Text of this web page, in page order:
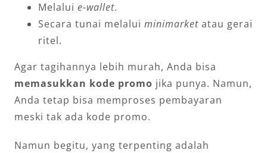
Melalui e-wallet.
Secara tunai melalui minimarket atau gerai
ritel.
Agar tagihannya lebih murah, Anda bisa
memasukkan kode promo jika punya. Namun,
Anda tetap bisa memproses pembayaran
meski tak ada kode promo.
Namun begitu, yang terpenting adalah